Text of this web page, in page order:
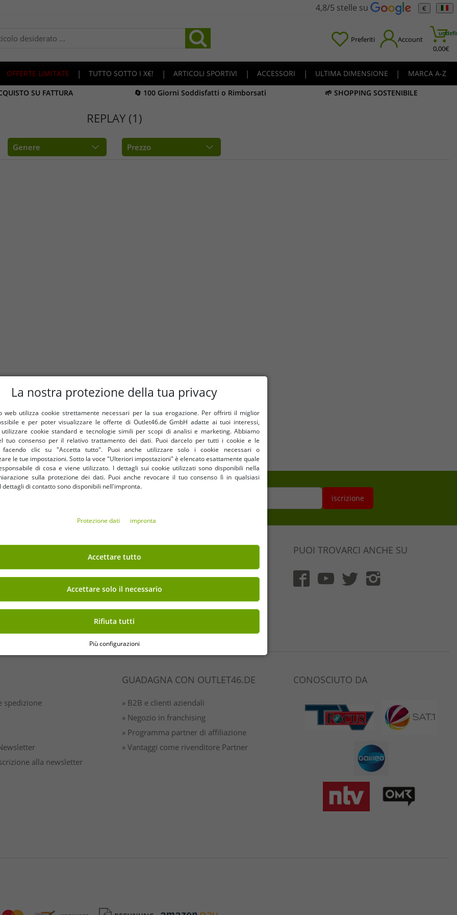
4,8/5 stelle su €
Preferiti Account
0,00€
OFFERTE LIMITATE | TUTTO SOTTO I X€! | ARTICOLI SPORTIVI | ACCESSORI | ULTIMA DIMENSIONE |
MARCA A-Z
SU FATTURA 🔄 100 Giorni Soddisfatti o Rimborsati 🌱 SHOPPING SOSTENIBILE
REPLAY (1)
Genere Prezzo
di sconto extra
iscrizione
SICUREZZA
100 Giorni per Effettuare il Reso
PUOI TROVARCI ANCHE SU
spedizione
alla newsletter
GUADAGNA CON OUTLET46.DE
» B2B e clienti aziendali
» Negozio in franchising
» Programma partner di affiliazione
» Vantaggi come rivenditore Partner
CONOSCIUTO DA
La nostra protezione della tua privacy
web utilizza cookie strettamente necessari per la sua erogazione. Per offrirti il ​​miglior
e per poter visualizzare le offerte di Outlet46.de GmbH adatte ai tuoi interessi,
cookie standard e tecnologie simili per scopi di analisi e marketing. Abbiamo
tuo consenso per il relativo trattamento dei dati. Puoi darcelo per tutti i cookie e le
facendo clic su "Accetta tutto". Puoi anche utilizzare solo i cookie necessari o
le tue impostazioni. Sotto la voce "Ulteriori impostazioni" è elencato esattamente quale
di cosa e viene utilizzato. I dettagli sui cookie utilizzati sono disponibili nella
sulla protezione dei dati. Puoi anche revocare il tuo consenso lì in qualsiasi
dettagli di contatto sono disponibili nell'impronta.
Protezione dati impronta
Accettare tutto
Accettare solo il necessario
Rifiuta tutti
Più configurazioni